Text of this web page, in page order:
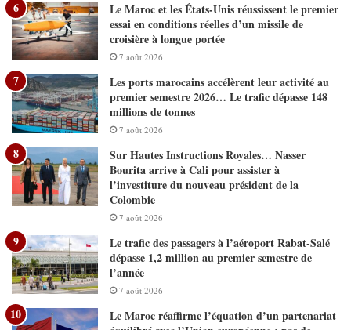
Le Maroc et les États-Unis réussissent le premier
essai en conditions réelles d’un missile de
croisière à longue portée
7 août 2026
Les ports marocains accélèrent leur activité au
premier semestre 2026… Le trafic dépasse 148
millions de tonnes
7 août 2026
Sur Hautes Instructions Royales… Nasser
Bourita arrive à Cali pour assister à
l’investiture du nouveau président de la
Colombie
7 août 2026
Le trafic des passagers à l’aéroport Rabat-Salé
dépasse 1,2 million au premier semestre de
l’année
7 août 2026
Le Maroc réaffirme l’équation d’un partenariat